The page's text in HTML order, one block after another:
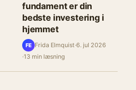
fundament er din
bedste investering i
hjemmet
FE Frida Elmquist·6. jul 2026
·13 min læsning